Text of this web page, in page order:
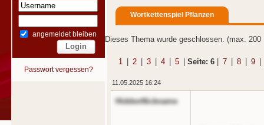
angemeldet bleiben
Passwort vergessen?
Wortkettenspiel Pflanzen
Dieses Thema wurde geschlossen. (max. 200
1 2 3 4 5 Seite: 6 7 8 9
11.05.2025 16:24
HiddenNickname